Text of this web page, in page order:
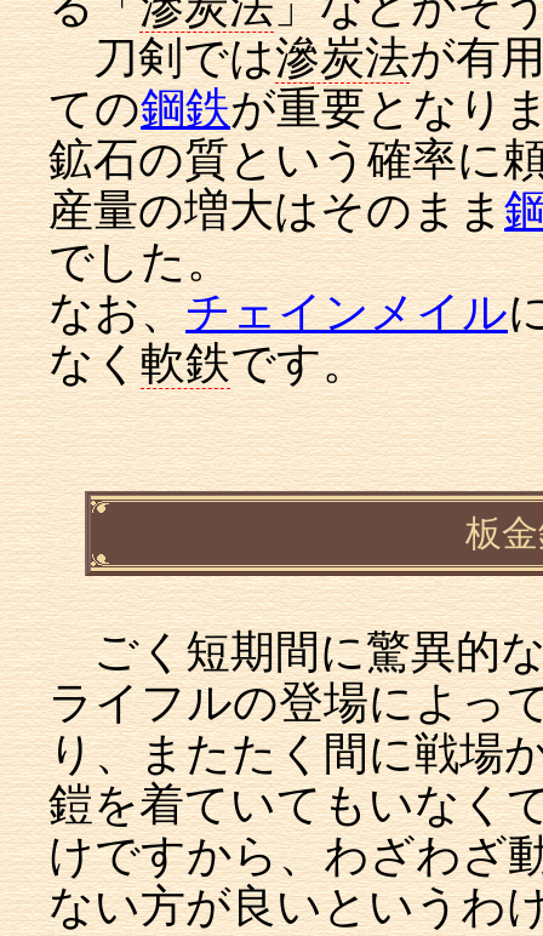
刀剣では滲炭法が有
ての鋼鉄が重要となり
鉱石の質という確率に
産量の増大はそのまま
でした。
なお、チェインメイル
なく軟鉄です。
板
ごく短期間に驚異的な
ライフルの登場によっ
り、またたく間に戦場
鎧を着ていてもいなく
けですから、わざわざ
ない方が良いというわ